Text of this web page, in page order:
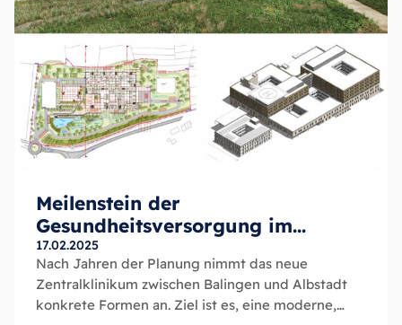
Meilenstein der
Gesundheitsversorgung im
Zollernalbkreis!
17.02.2025
Nach Jahren der Planung nimmt das neue
Zentralklinikum zwischen Balingen und Albstadt
konkrete Formen an. Ziel ist es, eine moderne,